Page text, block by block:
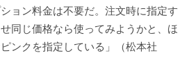
ョン料金は不要だ。注文時に指定す
同じ価格なら使ってみようかと、ほ
ンクを指定している」（松本社